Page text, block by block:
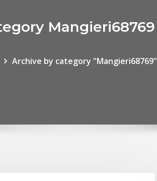
Mangieri68769
Archive by category "Mangieri68769"